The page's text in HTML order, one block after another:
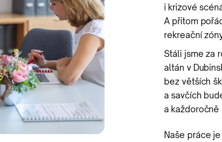
i krizové
A přitom
rekreační
Stáli jsme za
altán v
bez větších
a savčích
a každoročně
Naše práce